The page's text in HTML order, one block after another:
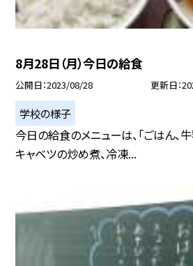
8月28日（月）今日の給食
公開日 2023/08/28 更新日
学校の様子
今日の給食のメニューは、「ごはん、牛
キャベツの炒め煮、冷凍...